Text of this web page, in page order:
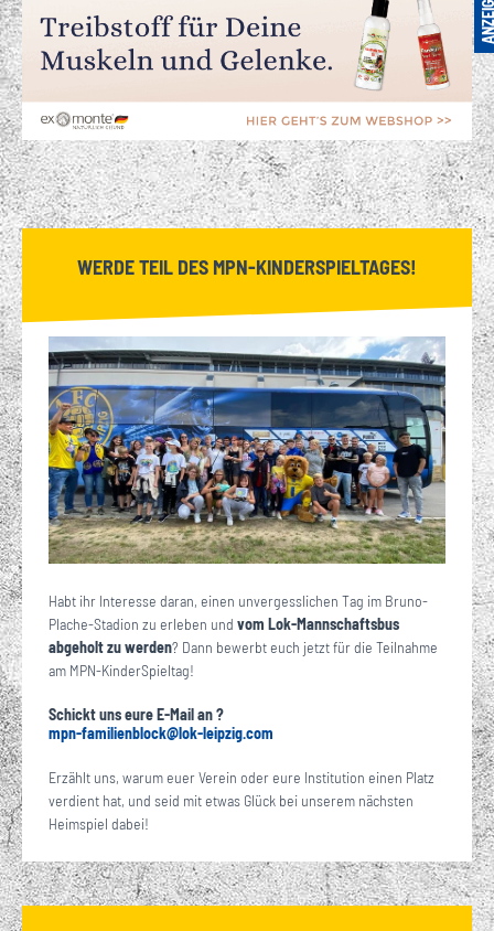
WERDE TEIL DES MPN-KINDERSPIELTAGES!
Habt ihr Interesse daran, einen unvergesslichen Tag im Bruno-
Plache-Stadion zu erleben und vom Lok-Mannschaftsbus
abgeholt zu werden? Dann bewerbt euch jetzt für die Teilnahme
am MPN-KinderSpieltag!
Schickt uns eure E-Mail an ?
mpn-familienblock@lok-leipzig·com
Erzählt uns, warum euer Verein oder eure Institution einen Platz
verdient hat, und seid mit etwas Glück bei unserem nächsten
Heimspiel dabei!